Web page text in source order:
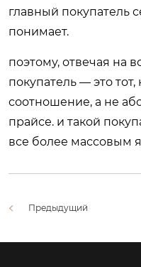
главный покупатель
понимает.
поэтому, отвечая на
покупатель — это
соотношение, а не
прайсе. и такой
все более массовым
Предыдущий